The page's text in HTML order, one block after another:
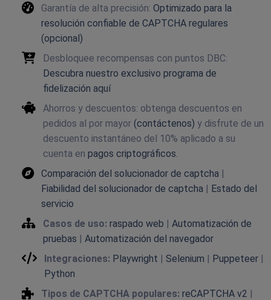
Garantía de alta precisión: Optimizado para la
resolución confiable de CAPTCHA regulares
(opcional)
Desbloquee recompensas con puntos DBC:
Descubra nuestro exclusivo programa de
fidelización aquí
Ahorros y descuentos: obtenga descuentos en
pedidos al por mayor (contáctenos) y disfrute de un
descuento instantáneo del 10% aplicado a su
cuenta en pagos criptográficos.
Comparación del solucionador de captcha |
Fiabilidad del solucionador de captcha | Estado del
servicio
Casos de uso: raspado web | Automatización de
pruebas | Automatización del navegador
Integraciones: Playwright | Selenium | Puppeteer |
Python
Tipos de CAPTCHA populares: reCAPTCHA v2 |